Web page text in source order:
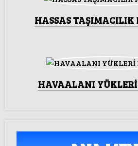
HASSAS
HAVAALANI